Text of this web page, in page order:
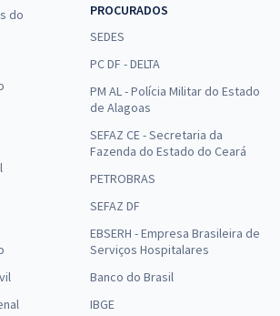
do
PROCURADOS
SEDES
PC DF - DELTA
PM AL - Polícia Militar do Estado
de Alagoas
SEFAZ CE - Secretaria da
Fazenda do Estado do Ceará
PETROBRAS
SEFAZ DF
EBSERH - Empresa Brasileira de
Serviços Hospitalares
Banco do Brasil
IBGE